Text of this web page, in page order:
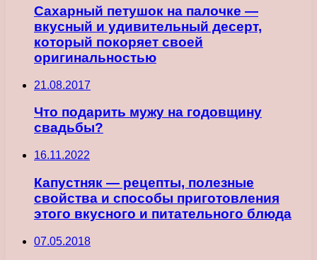
Сахарный петушок на палочке —
вкусный и удивительный десерт,
который покоряет своей
оригинальностью
21.08.2017
Что подарить мужу на годовщину
свадьбы?
16.11.2022
Капустняк — рецепты, полезные
свойства и способы приготовления
этого вкусного и питательного блюда
07.05.2018